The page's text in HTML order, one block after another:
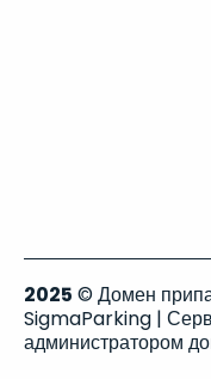
2025 © Домен
SigmaParking |
администратором